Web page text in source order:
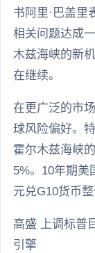
书阿里·巴盖里
相关问题达成
木兹海峡的新
在继续。
在更广泛的市
球风险偏好。
霍尔木兹海峡
5%。10年期美
元兑G10货币整
高盛 上调标普
引擎